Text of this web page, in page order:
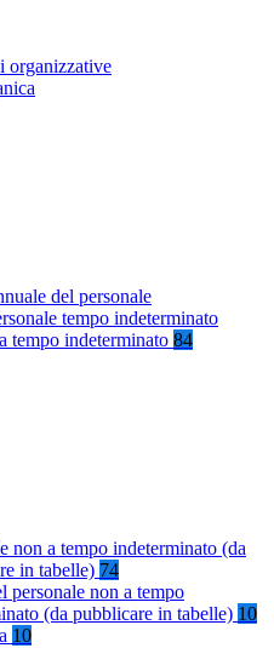
organizzative
del personale
tempo indeterminato
tempo indeterminato 84
non a tempo indeterminato (da
in tabelle) 74
personale non a tempo
(da pubblicare in tabelle) 10
10